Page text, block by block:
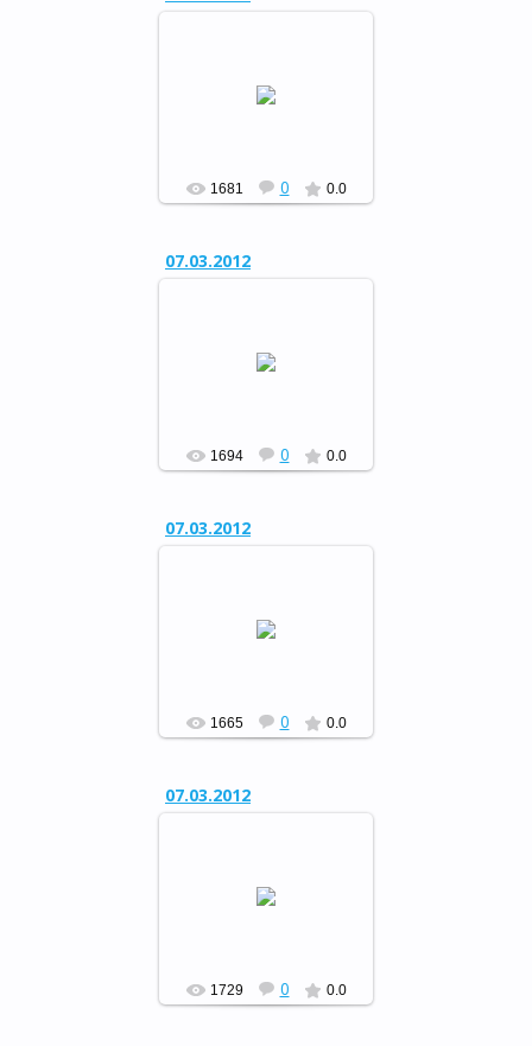
«Свет женщины…»
1681 0 0.0
07.03.2012
«Свет женщины…»
1694 0 0.0
07.03.2012
«Свет женщины…»
1665 0 0.0
07.03.2012
«Свет женщины…»
1729 0 0.0